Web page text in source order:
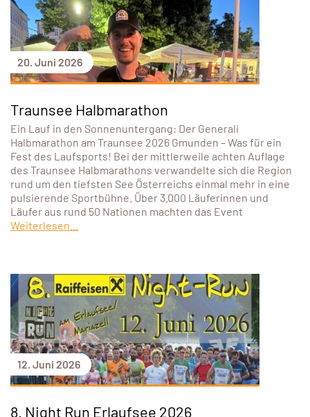
20. Juni 2026
Traunsee Halbmarathon
Ein Lauf in den Sonnenuntergang: Der Generali
Halbmarathon am Traunsee 2026 Gmunden – Was für ein
Fest des Laufsports! Bei der mittlerweile achten Auflage
des Traunsee Halbmarathons verwandelte sich die Region
rund um den tiefsten See Österreichs einmal mehr in eine
pulsierende Sportbühne. Über 3.000 Läuferinnen und
Läufer aus rund 50 Nationen machten das Event
Weiterlesen...
12. Juni 2026
8. Night Run Erlaufsee 2026